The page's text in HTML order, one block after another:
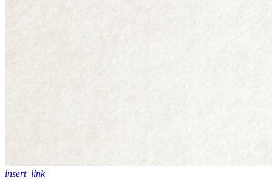
insert_link